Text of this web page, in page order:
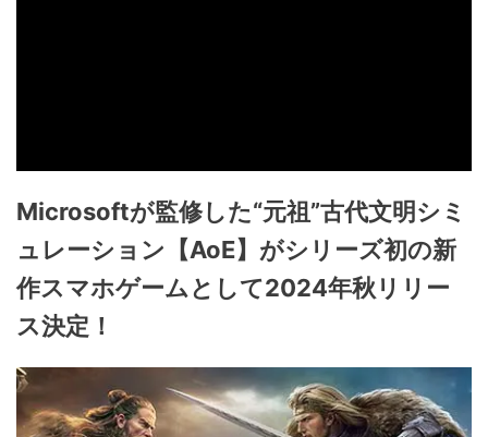
Microsoftが監修した“元祖”古代文明シミ
ュレーション【AoE】がシリーズ初の新
作スマホゲームとして2024年秋リリー
ス決定！